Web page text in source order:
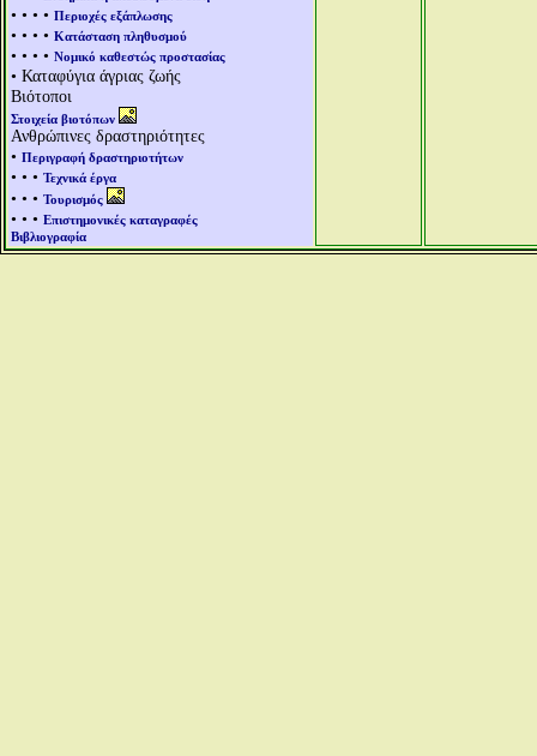
• • • • Περιοχές εξάπλωσης
• • • • Κατάσταση πληθυσμού
• • • • Νομικό καθεστώς προστασίας
• Καταφύγια άγριας ζωής
Βιότοποι
Στοιχεία βιοτόπων
Ανθρώπινες δραστηριότητες
• Περιγραφή δραστηριοτήτων
• • • Τεχνικά έργα
• • • Τουρισμός
• • • Επιστημονικές καταγραφές
Βιβλιογραφία